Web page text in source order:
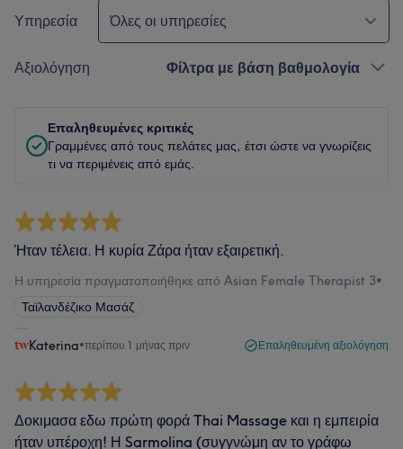
Υπηρεσία Όλες οι υπηρεσίες
Αξιολόγηση Φίλτρα με βάση βαθμολογία
Επαληθευμένες κριτικές
Γραμμένες από τους πελάτες μας, έτσι ώστε να γνωρίζεις
τι να περιμένεις από εμάς.
Ήταν τέλεια. Η κυρία Ζάρα ήταν εξαιρετική.
Η υπηρεσία πραγματοποιήθηκε από Asian Female Therapist 3•
Ταϊλανδέζικο Μασάζ
Katerina•περίπου 1 μήνας πριν Επαληθευμένη αξιολόγηση
Δοκιμασα εδω πρώτη φορά Thai Massage και η εμπειρία
ήταν υπέροχη! Η Sarmolina (συγγνώμη αν το γράφω